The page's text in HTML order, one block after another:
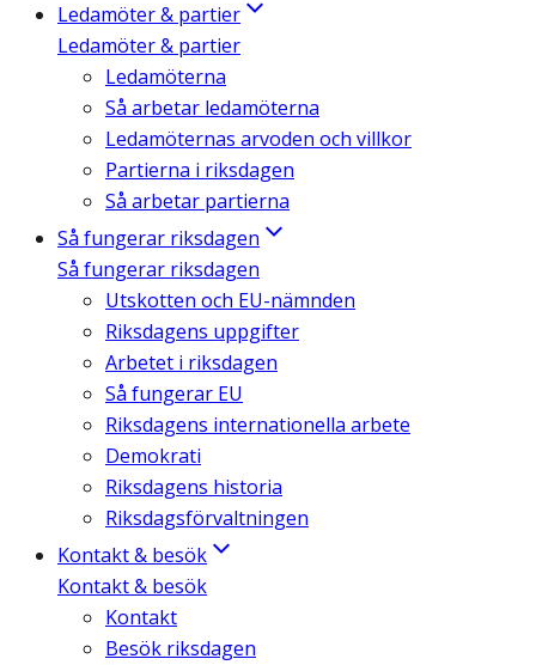
Ledamöter & partier
Ledamöter & partier
Ledamöterna
Så arbetar ledamöterna
Ledamöternas arvoden och villkor
Partierna i riksdagen
Så arbetar partierna
Så fungerar riksdagen
Så fungerar riksdagen
Utskotten och EU-nämnden
Riksdagens uppgifter
Arbetet i riksdagen
Så fungerar EU
Riksdagens internationella arbete
Demokrati
Riksdagens historia
Riksdagsförvaltningen
Kontakt & besök
Kontakt & besök
Kontakt
Besök riksdagen